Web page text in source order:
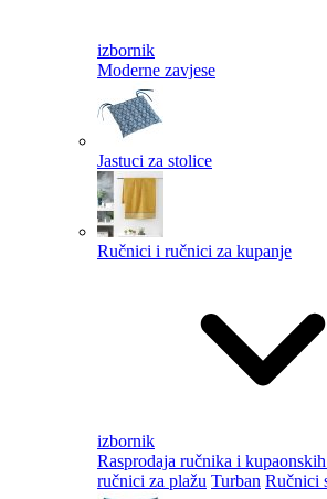
izbornik
Moderne zavjese
Jastuci za stolice
Ručnici i ručnici za kupanje
izbornik
Rasprodaja ručnika i
ručnici za plažu Turban Ručnici